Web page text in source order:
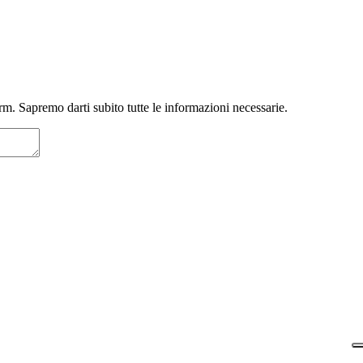
Sapremo darti subito tutte le informazioni necessarie.